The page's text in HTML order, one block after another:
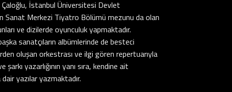
Çaloğlu, İstanbul Üniversitesi Devlet
Sanat Merkezi Tiyatro Bölümü mezunu da olan
ve dizilerde oyunculuk yapmaktadır.
sanatçıların albümlerinde de besteci
oluşan orkestrası ve ilgi gören repertuarıyla
yazarlığının yanı sıra, kendine ait
yazılar yazmaktadır.